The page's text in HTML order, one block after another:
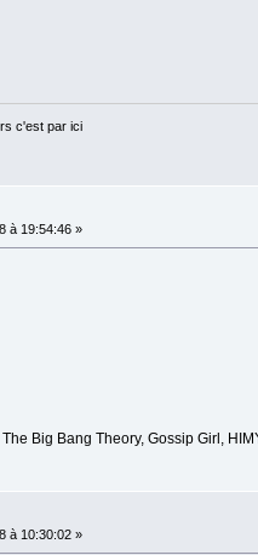
c'est par ici
à 19:54:46 »
Big Bang Theory, Gossip Girl,
à 10:30:02 »